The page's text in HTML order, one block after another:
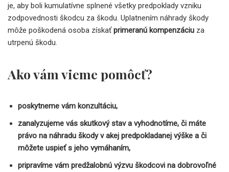
je, aby boli kumulatívne splnené všetky predpoklady vzniku
zodpovednosti škodcu za škodu. Uplatnením náhrady škody
môže poškodená osoba získaťprimeranú kompenzáciu za
utrpenú škodu.
Ako vám vieme pomôcť?
poskytneme vám konzultáciu,
zanalyzujeme vás skutkový stav a vyhodnotíme, či máte
právo na náhradu škody v akej predpokladanej výške a či
môžete uspieť s jeho vymáhaním,
pripravíme vám predžalobnú výzvu škodcovi na dobrovoľné